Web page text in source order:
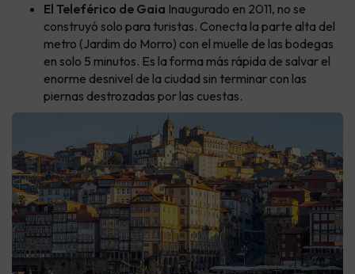
El Teleférico de Gaia Inaugurado en 2011, no se
construyó solo para turistas. Conecta la parte alta del
metro (Jardim do Morro) con el muelle de las bodegas
en solo 5 minutos. Es la forma más rápida de salvar el
enorme desnivel de la ciudad sin terminar con las
piernas destrozadas por las cuestas.